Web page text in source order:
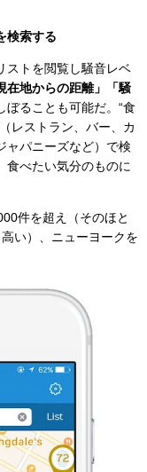
検索する
ストを閲覧し騒音レベ
在地からの距離」「騒
ぼることも可能だ。“食
レストラン、バー、カ
ャパニーズなど）で検
食べたい気分のものに
件を超え（そのほと
い）、ニューヨークを